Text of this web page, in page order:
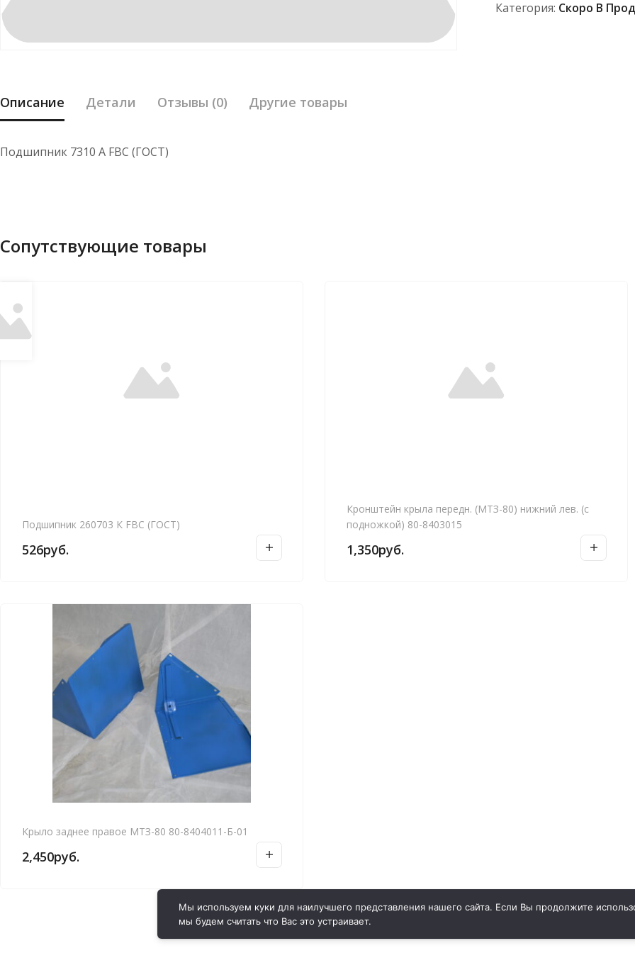
Категория: Скоро В
Описание Детали Отзывы (0) Другие товары
Подшипник 7310 А FBC (ГОСТ)
Сопутствующие товары
Подшипник 260703 К FBC (ГОСТ)
526руб.
Кронштейн крыла передн. (МТЗ-80) нижний лев. (с
подножкой) 80-8403015
1,350руб.
Крыло заднее правое МТЗ-80 80-8404011-Б-01
2,450руб.
Мы используем куки для наилучшего представления нашего сайта. Если Вы продолжите
мы будем считать что Вас это устраивает.